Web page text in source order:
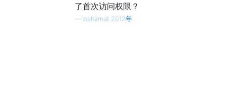
了首次访问权限？
bahamat 2012年